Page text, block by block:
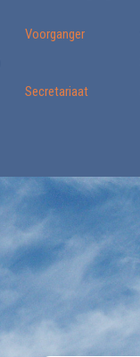
Voorganger
Secretariaat